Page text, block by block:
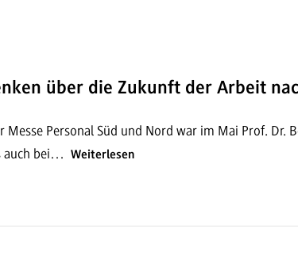
über die Zukunft der Arbeit
Personal Süd und Nord war im Mai Prof. Dr.
auch bei…
Weiterlesen